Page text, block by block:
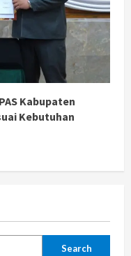
Kabupaten
Kebutuhan
Search